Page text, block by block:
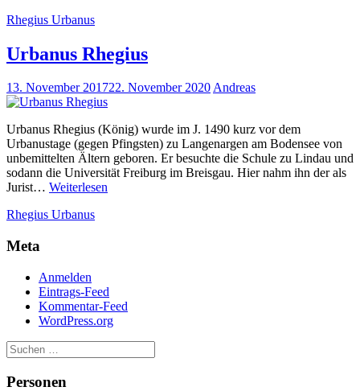
Rhegius Urbanus
Urbanus Rhegius
13. November 201722. November 2020Andreas
Urbanus Rhegius (König) wurde im J. 1490 kurz vor dem
Urbanustage (gegen Pfingsten) zu Langenargen am Bodensee von
unbemittelten Ältern geboren. Er besuchte die Schule zu Lindau und
sodann die Universität Freiburg im Breisgau. Hier nahm ihn der als
Jurist… Weiterlesen
Rhegius Urbanus
Meta
Anmelden
Eintrags-Feed
Kommentar-Feed
WordPress.org
Personen